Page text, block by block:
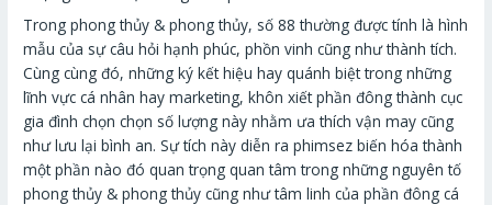
Trong phong thủy & phong thủy, số 88 thường được tính là hình
mẫu của sự câu hỏi hạnh phúc, phồn vinh cũng như thành tích.
Cùng cùng đó, những ký kết hiệu hay quánh biệt trong những
lĩnh vực cá nhân hay marketing, khôn xiết phần đông thành cục
gia đình chọn chọn số lượng này nhằm ưa thích vận may cũng
như lưu lại bình an. Sự tích này diễn ra phimsez biến hóa thành
một phần nào đó quan trọng quan tâm trong những nguyên tố
phong thủy & phong thủy cũng như tâm linh của phần đông cá